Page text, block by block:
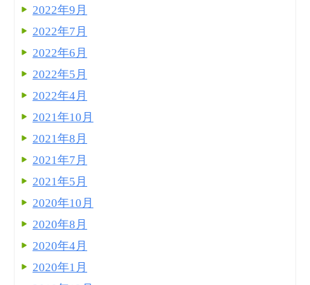
2022年9月
2022年7月
2022年6月
2022年5月
2022年4月
2021年10月
2021年8月
2021年7月
2021年5月
2020年10月
2020年8月
2020年4月
2020年1月